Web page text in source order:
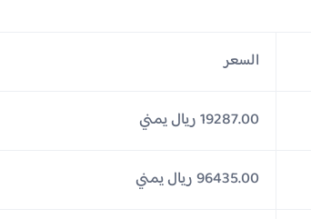
السعر
19287.00 ريال يمني
96435.00 ريال يمني